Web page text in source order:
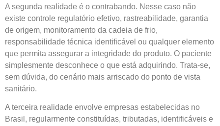
A segunda realidade é o contrabando. Nesse caso não
existe controle regulatório efetivo, rastreabilidade, garantia
de origem, monitoramento da cadeia de frio,
responsabilidade técnica identificável ou qualquer elemento
que permita assegurar a integridade do produto. O paciente
simplesmente desconhece o que está adquirindo. Trata-se,
sem dúvida, do cenário mais arriscado do ponto de vista
sanitário.
A terceira realidade envolve empresas estabelecidas no
Brasil, regularmente constituídas, tributadas, identificáveis e